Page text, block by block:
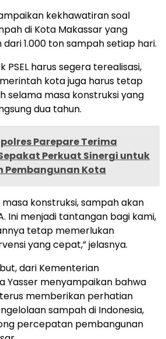
kekhawatiran soal
di Kota Makassar yang
1.000 ton sampah setiap hari.
PSEL harus segera terealisasi,
kota juga harus tetap
selama masa konstruksi yang
dua tahun.
Parepare Terima
Perkuat Sinergi untuk
Pembangunan Kota
masa konstruksi, sampah akan
Ini menjadi tantangan bagi kami,
tetap memerlukan
yang cepat,” jelasnya.
dari Kementerian
Yasser menyampaikan bahwa
memberikan perhatian
sampah di Indonesia,
percepatan pembangunan